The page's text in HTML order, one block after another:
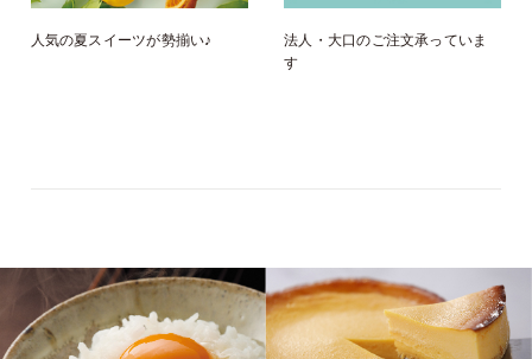
人気の夏スイーツが勢揃い♪
法人・大口のご注文承っていま
す